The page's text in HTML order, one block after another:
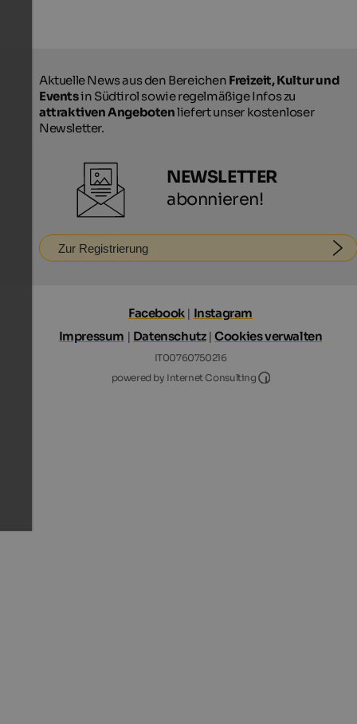
Aktuelle News aus den Bereichen Freizeit, Kultur und
Eventsin Südtirol sowie regelmäßige Infos zu
attraktiven Angebotenliefert unser kostenloser
Newsletter.
NEWSLETTER
abonnieren!
Zur Registrierung
Facebook | Instagram
Impressum | Datenschutz|Cookies verwalten
IT00760750216
powered by Internet Consulting
Internet